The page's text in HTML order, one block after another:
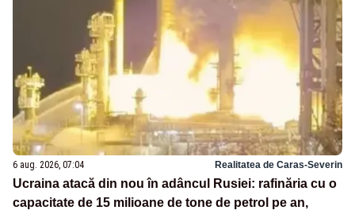
6 aug. 2026, 07:04 Realitatea de Caras-Severin
Ucraina atacă din nou în adâncul Rusiei: rafinăria cu o
capacitate de 15 milioane de tone de petrol pe an,